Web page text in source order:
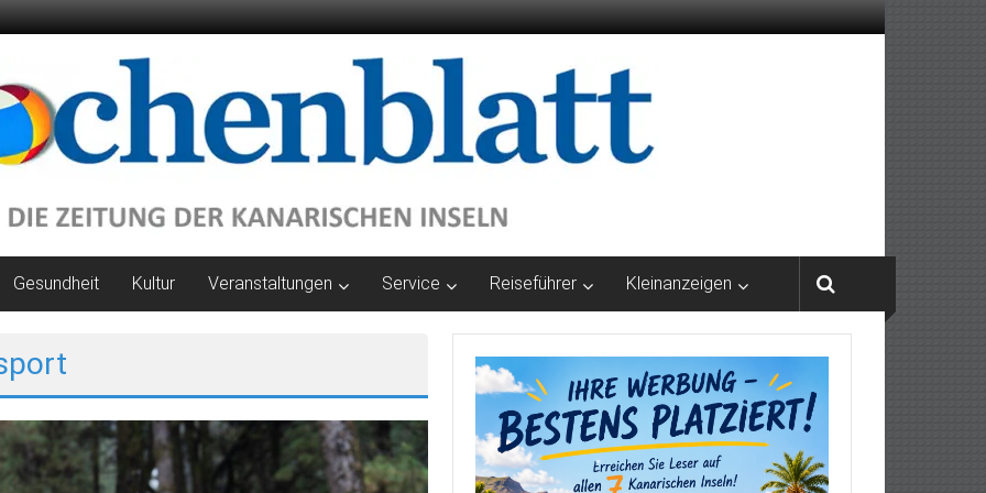
Gesundheit Kultur Veranstaltungen Service Reiseführer Kleinanzeigen